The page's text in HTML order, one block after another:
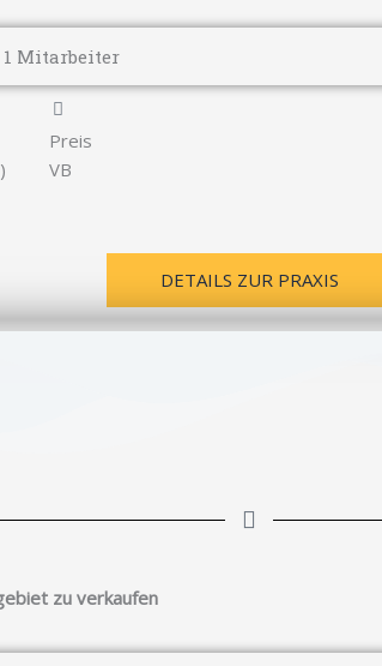
1 Mitarbeiter
Preis
VB
DETAILS ZUR PRAXIS
zu verkaufen